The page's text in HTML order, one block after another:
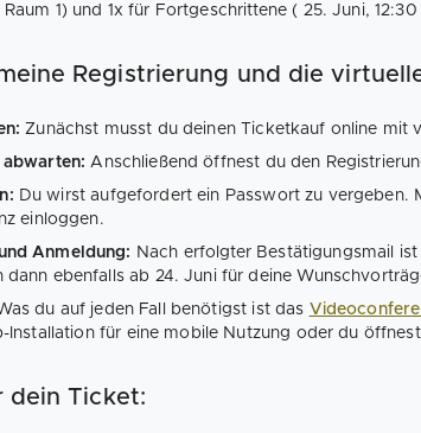
1) und 1x für Fortgeschrittene ( 25. Juni, 12:30
Registrierung und die
Zunächst musst du deinen Ticketkauf online mit
Anschließend öffnest du den
Du wirst aufgefordert ein Passwort zu vergeben.
einloggen.
Anmeldung: Nach erfolgter Bestätigungsmail
dann ebenfalls ab 24. Juni für deine
du auf jeden Fall benötigst ist das
Installation für eine mobile Nutzung oder du
dein Ticket: